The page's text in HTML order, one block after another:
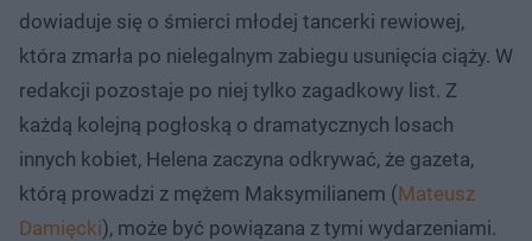
dowiaduje się o śmierci młodej tancerki rewiowej,
która zmarła po nielegalnym zabiegu usunięcia ciąży. W
redakcji pozostaje po niej tylko zagadkowy list. Z
każdą kolejną pogłoską o dramatycznych losach
innych kobiet, Helena zaczyna odkrywać, że gazeta,
którą prowadzi z mężem Maksymilianem (Mateusz
Damięcki), może być powiązana z tymi wydarzeniami.